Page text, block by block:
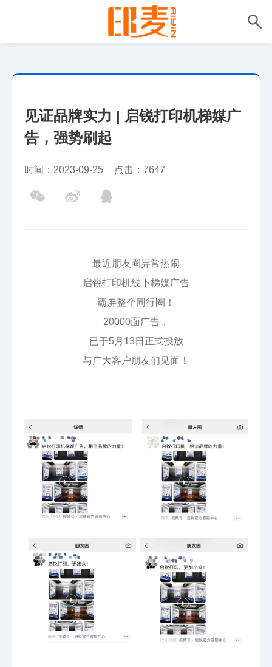
见证品牌实力 | 启锐打印机梯媒广
告，强势刷起
时间：2023-09-25 点击：7647
最近朋友圈异常热闹
启锐打印机线下梯媒广告
霸屏整个同行圈！
20000面广告，
已于5月13日正式投放
与广大客户朋友们见面！